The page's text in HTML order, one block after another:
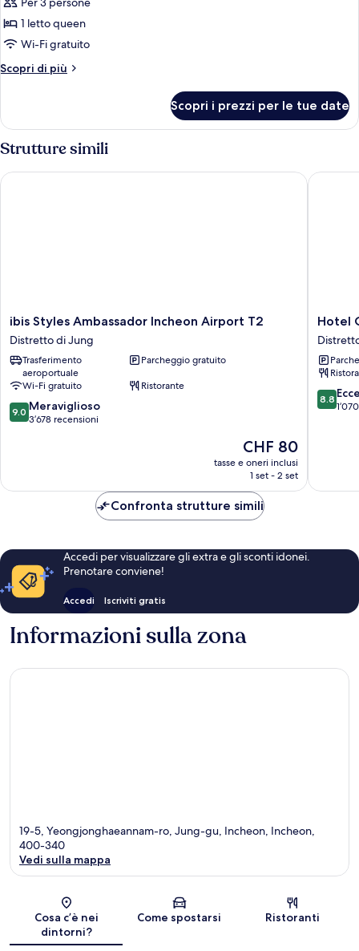
foto
per
DELUXE
DOUBLE
OCEAN
1 letto queen
Wi-Fi gratuito
Scopri di più
Altri
DOUBLE
VIEW
Scopri i prezzi per le tue date
Strutture simili
ibis
Styles
Ambassador
Incheon
Airport
T2
Distretto
di
ibis Styles Ambassador Incheon Airport T2
Distretto di Jung
Trasferimento
aeroportuale
Parcheggio gratuito
Wi-Fi gratuito
Ristorante
9.0
su
9.0 Meraviglioso
3’678 recensioni
Il
prezzo
attuale
CHF 80
CHF 80
tasse e oneri inclusi
1 set - 2 set
ibis Styles Ambassador Incheon Airport T2
Hotel
ORA
Incheon
di
Jung
Hotel
8.8
su
8.8
Hotel
Confronta strutture simili
Accedi per visualizzare gli extra e gli sconti idonei.
Prenotare conviene!
Accedi Iscriviti gratis
Informazioni sulla zona
19-5, Yeongjonghaeannam-ro, Jung-gu, Incheon, Incheon,
400-340
Vedi sulla mappa
Cosa c’è nei
dintorni?
Come spostarsi Ristoranti